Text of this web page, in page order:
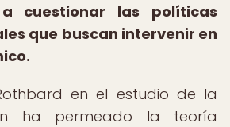
cuestionar las políticas
que buscan intervenir en
en el estudio de la
ha permeado la teoría